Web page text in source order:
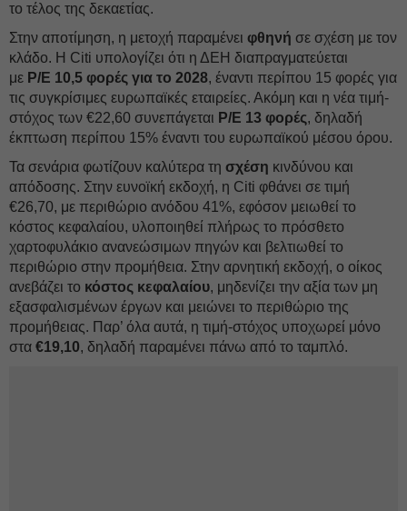
το τέλος της δεκαετίας.
Στην αποτίμηση, η μετοχή παραμένει φθηνή σε σχέση με τον
κλάδο. Η Citi υπολογίζει ότι η ΔΕH διαπραγματεύεται
με P/E 10,5 φορές για το 2028, έναντι περίπου 15 φορές για
τις συγκρίσιμες ευρωπαϊκές εταιρείες. Ακόμη και η νέα τιμή-
στόχος των €22,60 συνεπάγεται P/E 13 φορές, δηλαδή
έκπτωση περίπου 15% έναντι του ευρωπαϊκού μέσου όρου.
Τα σενάρια φωτίζουν καλύτερα τη σχέση κινδύνου και
απόδοσης. Στην ευνοϊκή εκδοχή, η Citi φθάνει σε τιμή
€26,70, με περιθώριο ανόδου 41%, εφόσον μειωθεί το
κόστος κεφαλαίου, υλοποιηθεί πλήρως το πρόσθετο
χαρτοφυλάκιο ανανεώσιμων πηγών και βελτιωθεί το
περιθώριο στην προμήθεια. Στην αρνητική εκδοχή, ο οίκος
ανεβάζει το κόστος κεφαλαίου, μηδενίζει την αξία των μη
εξασφαλισμένων έργων και μειώνει το περιθώριο της
προμήθειας. Παρ’ όλα αυτά, η τιμή-στόχος υποχωρεί μόνο
στα €19,10, δηλαδή παραμένει πάνω από το ταμπλό.